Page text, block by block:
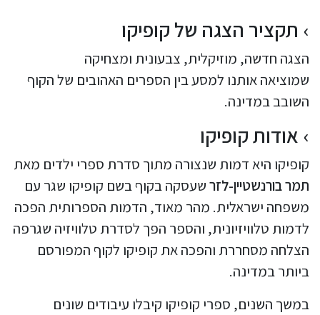
תקציר הצגה של קופיקו
הצגה חדשה, מוזיקלית, צבעונית ומצחיקה
שמוציאה אותנו למסע בין הספרים האהובים של הקוף
השובב במדינה.
אודות קופיקו
קופיקו היא דמות שנצורה מתוך סדרת ספרי ילדים מאת
תמר בורנשטיין-לזרשעסקה בקוף בשם קופיקו שגר עם
משפחה ישראלית. מהר מאוד, הדמות הספרותית הפכה
לדמות טלוויזיונית, והספר הפך לסדרת טלוויזיה שגרפה
הצלחה מסחררת והפכה את קופיקו לקוף המפורסם
ביותר במדינה.
במשך השנים, ספרי קופיקו קיבלו עיבודים שונים